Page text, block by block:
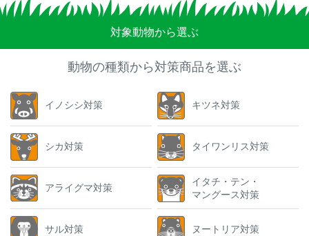
対象動物から選ぶ
動物の種類から対策商品を選ぶ
イノシシ対策
シカ対策
アライグマ対策
サル対策
キツネ対策
タイワンリス対策
イタチ・テン・
マングース対策
ヌートリア対策